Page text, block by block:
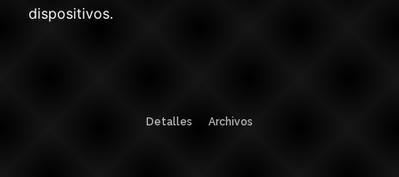
dispositivos.
Detalles Archivos